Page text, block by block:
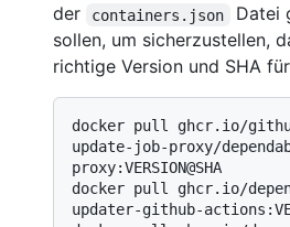
der
containers.json
Datei
sollen, um sicherzustellen,
richtige Version und SHA
docker pull ghcr.io/
update-job-proxy/
proxy:VERSION@SHA
docker pull ghcr.io/
updater-github-